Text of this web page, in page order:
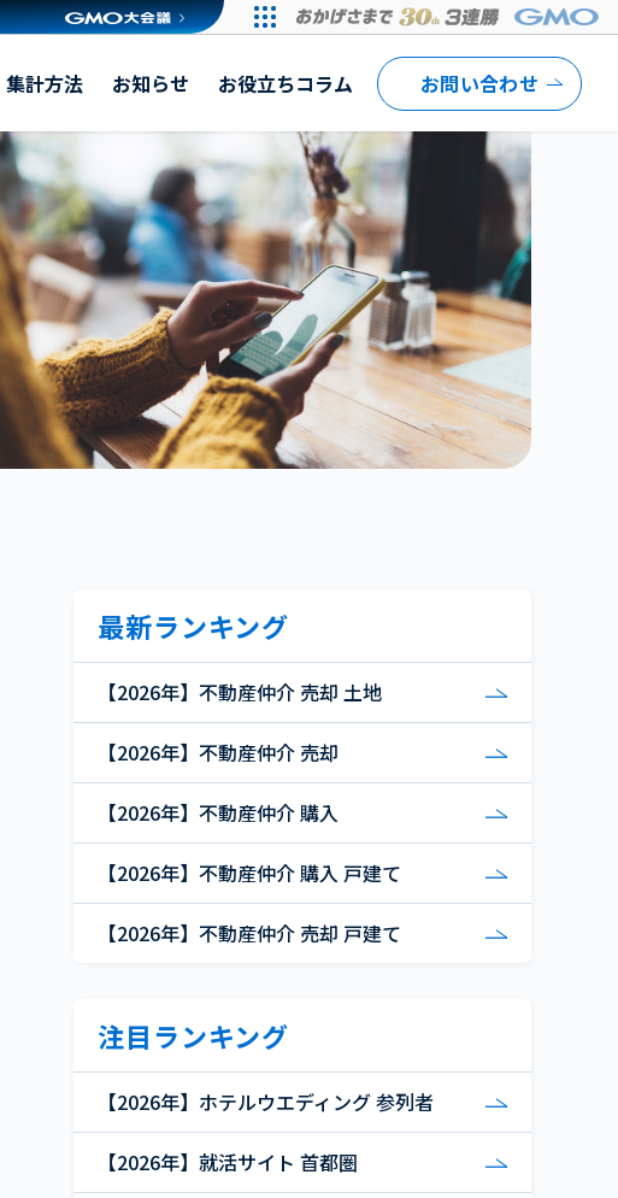
集計方法 お知らせ お役立ちコラム お問い合わせ
最新ランキング
【2026年】不動産仲介 売却 土地
【2026年】不動産仲介 売却
【2026年】不動産仲介 購入
【2026年】不動産仲介 購入 戸建て
【2026年】不動産仲介 売却 戸建て
注目ランキング
【2026年】ホテルウエディング 参列者
【2026年】就活サイト 首都圏